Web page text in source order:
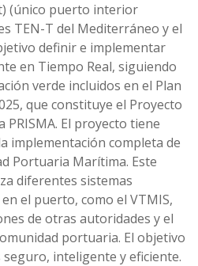
(único puerto interior
TEN-T del Mediterráneo y el
definir e implementar
en Tiempo Real, siguiendo
verde incluidos en el Plan
que constituye el Proyecto
PRISMA. El proyecto tiene
implementación completa de
Portuaria Marítima. Este
diferentes sistemas
el puerto, como el VTMIS,
de otras autoridades y el
portuaria. El objetivo
inteligente y eficiente.